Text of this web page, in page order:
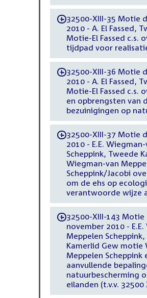
-32500-XIII-35 Motie
2010 - A. El Fassed,
Motie-El Fassed c.s.
tijdpad voor
-32500-XIII-36 Motie
2010 - A. El Fassed,
Motie-El Fassed c.s.
en opbrengsten van
bezuinigingen op
-32500-XIII-37 Motie
2010 - E.E.
Scheppink, Tweede
Wiegman-van
Scheppink/Jacobi
om de ehs op
verantwoorde wijze
-32500-XIII-143 Motie
november 2010 -
Meppelen
Kamerlid Gew motie
Meppelen Scheppink
aanvullende
natuurbescherming
eilanden (t.v.v. 32500